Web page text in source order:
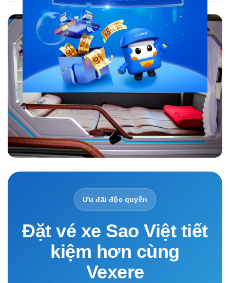
Ưu đãi độc quyền
Đặt vé xe Sao Việt tiết
kiệm hơn cùng
Vexere